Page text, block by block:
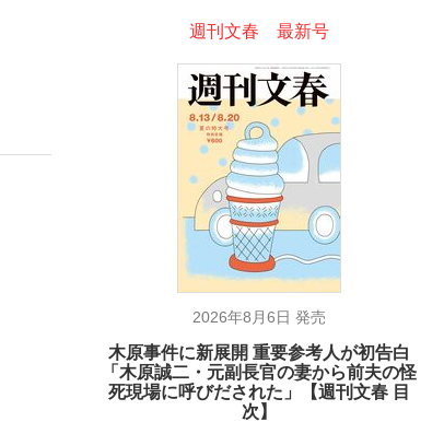
い」『北の国から』倉本聰氏（91...
運用のすべて
週刊文春 最新号
2026年8月6日 発売
木原事件に新展開 重要参考人が初告白
「木原誠二・元副長官の妻から前夫の怪
死現場に呼びだされた」【週刊文春 目
次】